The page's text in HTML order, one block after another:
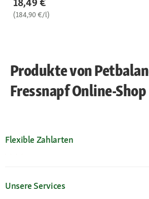
(184,90 €/l)
Produkte von
Fressnapf Online-Shop
Flexible Zahlarten
Unsere Services